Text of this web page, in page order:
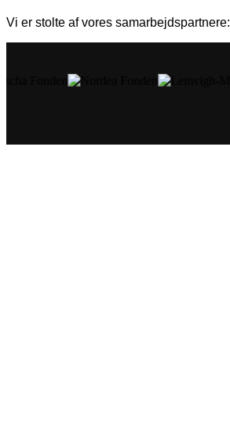
Vi er stolte af vores samarbejdspartnere: